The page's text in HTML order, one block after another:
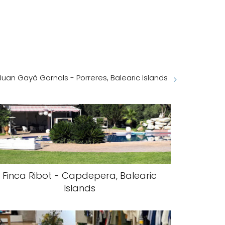
Gayà Gornals - Porreres, Balearic Islands
Finca Ribot - Capdepera, Balearic
Islands